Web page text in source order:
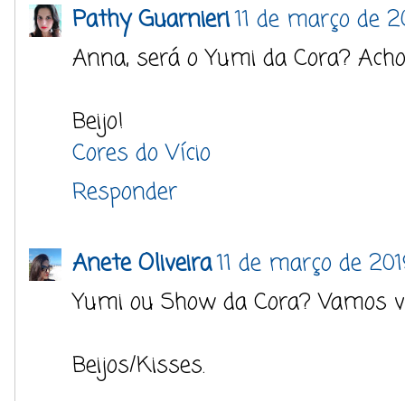
Pathy Guarnieri11 de março de
Anna, será o Yumi da Cora?
Beijo!
Cores do Vício
Responder
Anete Oliveira11 de março de
Yumi ou Show da Cora? Vamos
Beijos/Kisses.